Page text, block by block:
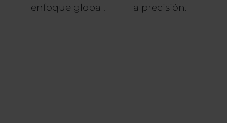
enfoque global.
la precisión.